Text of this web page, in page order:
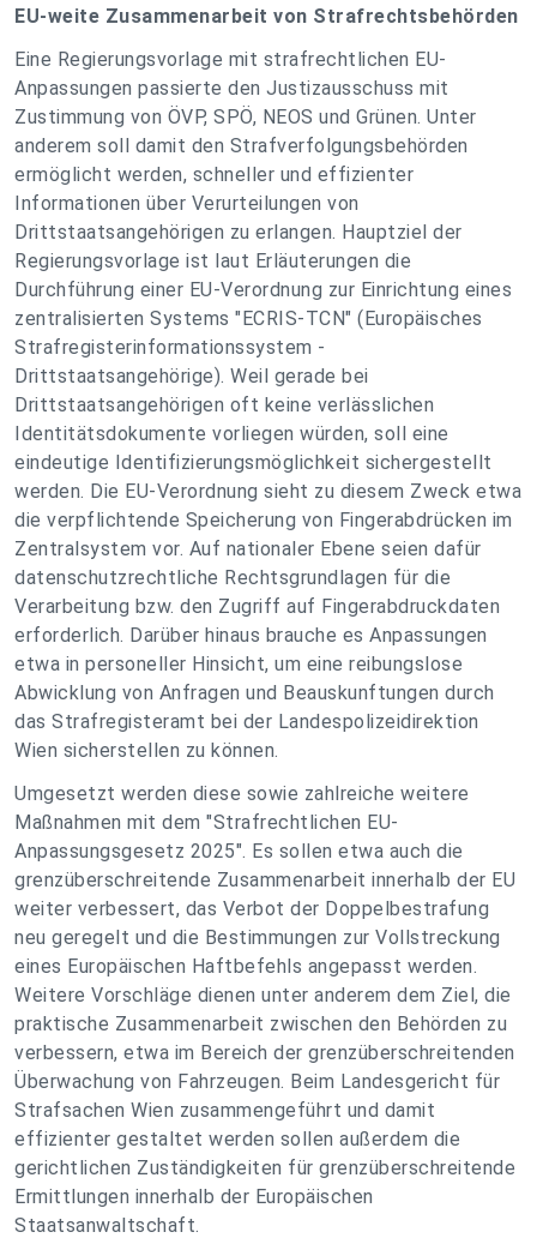
EU-weite Zusammenarbeit von Strafrechtsbehörden
Eine Regierungsvorlage mit strafrechtlichen EU-
Anpassungen passierte den Justizausschuss mit
Zustimmung von ÖVP, SPÖ, NEOS und Grünen. Unter
anderem soll damit den Strafverfolgungsbehörden
ermöglicht werden, schneller und effizienter
Informationen über Verurteilungen von
Drittstaatsangehörigen zu erlangen. Hauptziel der
Regierungsvorlage ist laut Erläuterungen die
Durchführung einer EU-Verordnung zur Einrichtung eines
zentralisierten Systems "ECRIS-TCN" (Europäisches
Strafregisterinformationssystem -
Drittstaatsangehörige). Weil gerade bei
Drittstaatsangehörigen oft keine verlässlichen
Identitätsdokumente vorliegen würden, soll eine
eindeutige Identifizierungsmöglichkeit sichergestellt
werden. Die EU-Verordnung sieht zu diesem Zweck etwa
die verpflichtende Speicherung von Fingerabdrücken im
Zentralsystem vor. Auf nationaler Ebene seien dafür
datenschutzrechtliche Rechtsgrundlagen für die
Verarbeitung bzw. den Zugriff auf Fingerabdruckdaten
erforderlich. Darüber hinaus brauche es Anpassungen
etwa in personeller Hinsicht, um eine reibungslose
Abwicklung von Anfragen und Beauskunftungen durch
das Strafregisteramt bei der Landespolizeidirektion
Wien sicherstellen zu können.
Umgesetzt werden diese sowie zahlreiche weitere
Maßnahmen mit dem "Strafrechtlichen EU-
Anpassungsgesetz 2025". Es sollen etwa auch die
grenzüberschreitende Zusammenarbeit innerhalb der EU
weiter verbessert, das Verbot der Doppelbestrafung
neu geregelt und die Bestimmungen zur Vollstreckung
eines Europäischen Haftbefehls angepasst werden.
Weitere Vorschläge dienen unter anderem dem Ziel, die
praktische Zusammenarbeit zwischen den Behörden zu
verbessern, etwa im Bereich der grenzüberschreitenden
Überwachung von Fahrzeugen. Beim Landesgericht für
Strafsachen Wien zusammengeführt und damit
effizienter gestaltet werden sollen außerdem die
gerichtlichen Zuständigkeiten für grenzüberschreitende
Ermittlungen innerhalb der Europäischen
Staatsanwaltschaft.